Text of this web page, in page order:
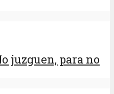
juzguen, para no